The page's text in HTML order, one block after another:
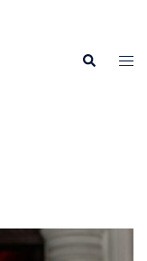
Search